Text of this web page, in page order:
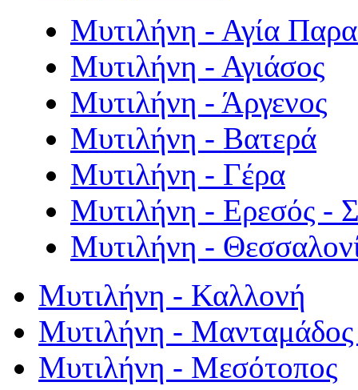
Μυτιλήνη - Αγία
Μυτιλήνη - Αγιάσος
Μυτιλήνη - Άργενος
Μυτιλήνη - Βατερά
Μυτιλήνη - Γέρα
Μυτιλήνη - Ερεσός -
Μυτιλήνη -
Μυτιλήνη - Καλλονή
Μυτιλήνη - Μανταμάδος
Μυτιλήνη - Μεσότοπος